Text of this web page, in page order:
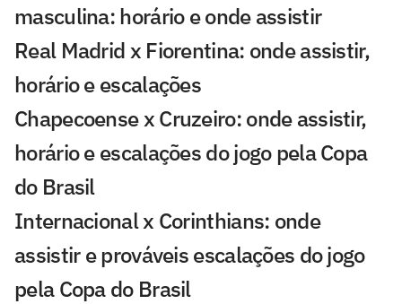
masculina: horário e onde assistir
Real Madrid x Fiorentina: onde assistir,
horário e escalações
Chapecoense x Cruzeiro: onde assistir,
horário e escalações do jogo pela Copa
do Brasil
Internacional x Corinthians: onde
assistir e prováveis escalações do jogo
pela Copa do Brasil